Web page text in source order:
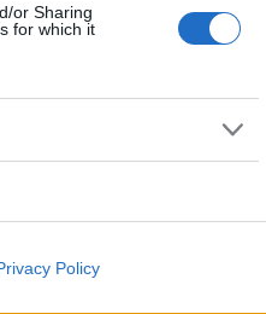
or Sharing
for which it
Policy